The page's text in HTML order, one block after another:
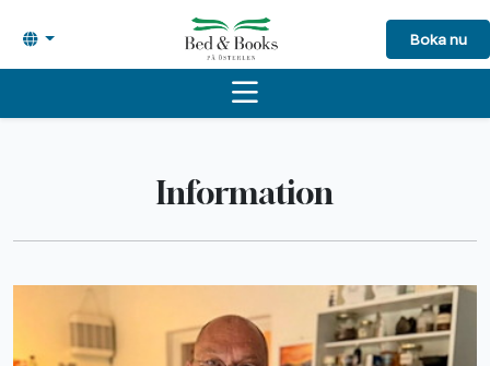
Boka nu
Information